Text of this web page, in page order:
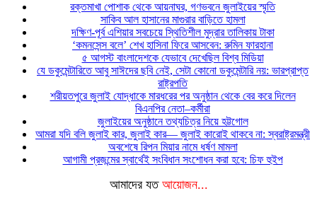
রক্তমাখা পোশাক থেকে আয়নাঘর, গণভবনে জুলাইয়ের স্মৃতি
সাকিব আল হাসানের মাগুরার বাড়িতে হামলা
দক্ষিণ-পূর্ব এশিয়ার সবচেয়ে স্থিতিশীল মুদ্রার তালিকায় টাকা
‘কমনসেন্স বলে’ শেখ হাসিনা ফিরে আসবেন: রুমিন ফারহানা
৫ আগস্ট বাংলাদেশকে যেভাবে দেখেছিল বিশ্ব মিডিয়া
যে ডকুমেন্টারিতে আবু সাঈদের ছবি নেই, সেটা কোনো ডকুমেন্টারি নয়: ভারপ্রাপ্ত
রাষ্ট্রপতি
শরীয়তপুরে জুলাই যোদ্ধাকে মারধরের পর অনুষ্ঠান থেকে বের করে দিলেন
বিএনপির নেতা–কর্মীরা
জুলাইয়ের অনুষ্ঠানে তথ্যচিত্র নিয়ে হট্টগোল
আমরা যদি বলি জুলাই কার, জুলাই কার— জুলাই কারোই থাকবে না: স্বরাষ্ট্রমন্ত্রী
অবশেষে রিপন মিয়ার নামে ধর্ষণ মামলা
আগামী প্রজন্মের স্বার্থেই সংবিধান সংশোধন করা হবে: চিফ হুইপ
আমাদের যত আয়োজন...